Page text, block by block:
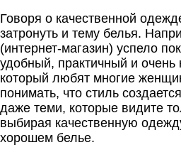
Говоря о качественной
затронуть и тему белья.
(интернет-магазин) успело
удобный, практичный и очень
который любят многие
понимать, что стиль
даже теми, которые видите
выбирая качественную
хорошем белье.